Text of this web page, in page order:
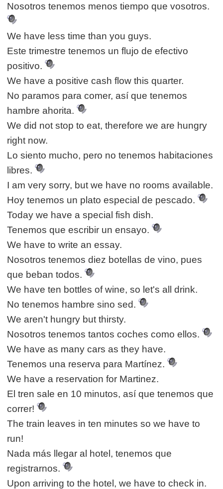
Nosotros tenemos menos tiempo que vosotros.
We have less time than you guys.
Este trimestre tenemos un flujo de efectivo
positivo.
We have a positive cash flow this quarter.
No paramos para comer, así que tenemos
hambre ahorita.
We did not stop to eat, therefore we are hungry
right now.
Lo siento mucho, pero no tenemos habitaciones
libres.
I am very sorry, but we have no rooms available.
Hoy tenemos un plato especial de pescado.
Today we have a special fish dish.
Tenemos que escribir un ensayo.
We have to write an essay.
Nosotros tenemos diez botellas de vino, pues
que beban todos.
We have ten bottles of wine, so let's all drink.
No tenemos hambre sino sed.
We aren't hungry but thirsty.
Nosotros tenemos tantos coches como ellos.
We have as many cars as they have.
Tenemos una reserva para Martínez.
We have a reservation for Martinez.
El tren sale en 10 minutos, así que tenemos que
correr!
The train leaves in ten minutes so we have to
run!
Nada más llegar al hotel, tenemos que
registrarnos.
Upon arriving to the hotel, we have to check in.